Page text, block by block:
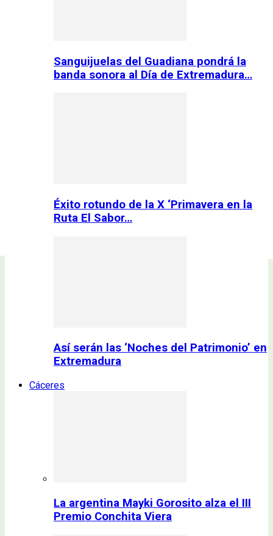
Sanguijuelas del Guadiana pondrá la
banda sonora al Día de Extremadura…
Éxito rotundo de la X ‘Primavera en la
Ruta El Sabor…
Así serán las ‘Noches del Patrimonio’ en
Extremadura
Cáceres
La argentina Mayki Gorosito alza el III
Premio Conchita Viera